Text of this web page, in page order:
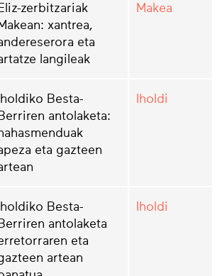
zerbitzariak
xantrea,
eta
langileak
Makea
Iholdiko Besta-
antolaketa:
eta gazteen
Iholdi
Iholdiko Besta-
antolaketa
eta
artean
Iholdi